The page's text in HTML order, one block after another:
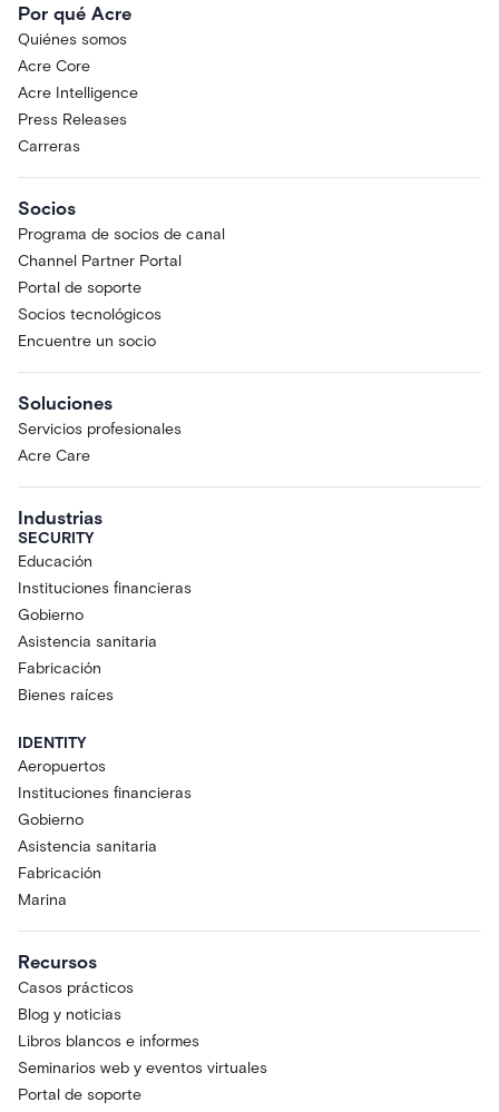
Por qué Acre
Quiénes somos
Acre Core
Acre Intelligence
Press Releases
Carreras
Socios
Programa de socios de canal
Channel Partner Portal
Portal de soporte
Socios tecnológicos
Encuentre un socio
Soluciones
Servicios profesionales
Acre Care
Industrias
SECURITY
Educación
Instituciones financieras
Gobierno
Asistencia sanitaria
Fabricación
Bienes raíces
IDENTITY
Aeropuertos
Instituciones financieras
Gobierno
Asistencia sanitaria
Fabricación
Marina
Recursos
Casos prácticos
Blog y noticias
Libros blancos e informes
Seminarios web y eventos virtuales
Portal de soporte